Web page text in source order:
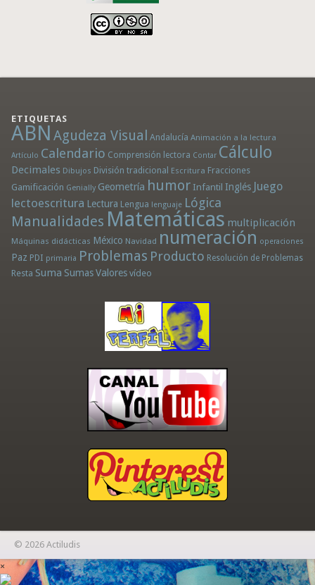
ETIQUETAS
ABN Agudeza Visual Andalucía Animación a la lectura
Artículo Calendario Comprensión lectora Contar Cálculo
Decimales Dibujos División tradicional Escritura Fracciones
Gamificación Genially Geometría humor Infantil Inglés Juego
lectoescritura Lectura Lengua lenguaje Lógica
Manualidades Matemáticas multiplicación
Máquinas didácticas México Navidad numeración operaciones
Paz PDI primaria Problemas Producto Resolución de Problemas
Resta Suma Sumas Valores vídeo
© 2026 Actiludis
×